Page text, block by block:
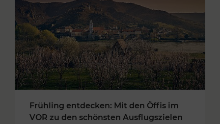
Frühling entdecken: Mit den Öffis im
VOR zu den schönsten Ausflugszielen